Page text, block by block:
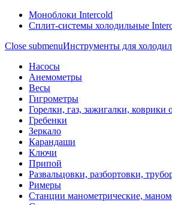
Моноблоки Intercold
Сплит-системы холодильные
Close submenuИнструменты для
Насосы
Анемометры
Весы
Гигрометры
Горелки, газ, зажигалки, коврики
Гребенки
Зеркало
Карандаши
Ключи
Припой
Развальцовки, разбортовки,
Римеры
Станции манометрические,